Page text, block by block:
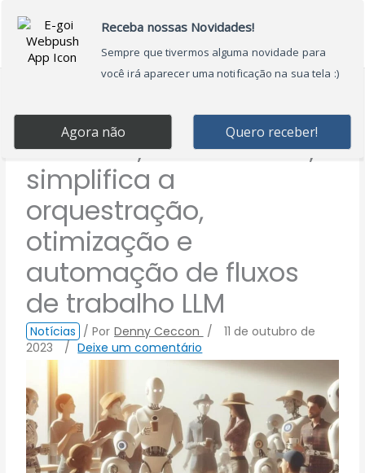
para
conteúdo
AutoGen, da Microsoft,
simplifica a
orquestração,
otimização e
automação de fluxos
de trabalho LLM
Notícias / Por Denny Ceccon /
11 de outubro de
2023
/ Deixe um comentário